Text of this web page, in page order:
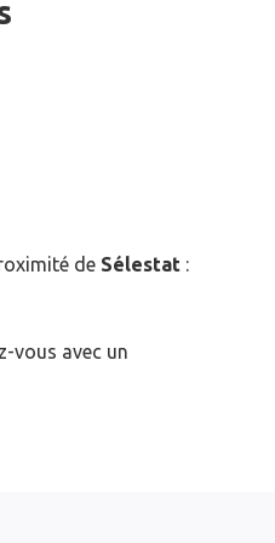
de Sélestat :
vous avec un